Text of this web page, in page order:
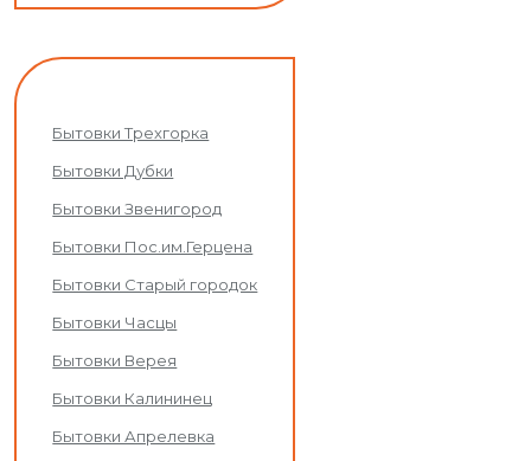
Бытовки Трехгорка
Бытовки Дубки
Бытовки Звенигород
Бытовки Пос.им.Герцена
Бытовки Старый городок
Бытовки Часцы
Бытовки Верея
Бытовки Калининец
Бытовки Апрелевка